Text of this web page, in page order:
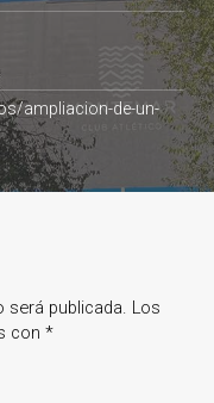
ampliacion-de-un-
será publicada. Los
con *